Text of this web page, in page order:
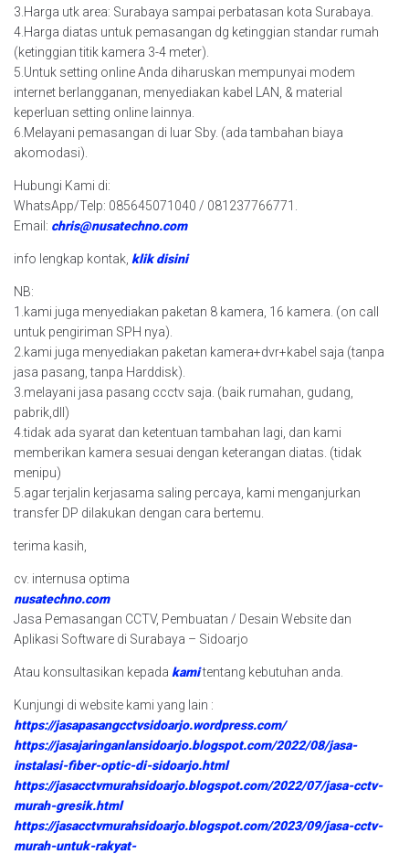
3.Harga utk area: Surabaya sampai perbatasan kota Surabaya.
4.Harga diatas untuk pemasangan dg ketinggian standar rumah
(ketinggian titik kamera 3-4 meter).
5.Untuk setting online Anda diharuskan mempunyai modem
internet berlangganan, menyediakan kabel LAN, & material
keperluan setting online lainnya.
6.Melayani pemasangan di luar Sby. (ada tambahan biaya
akomodasi).
Hubungi Kami di:
WhatsApp/Telp: 085645071040 / 081237766771.
Email: chris@nusatechno.com
info lengkap kontak, klik disini
NB:
1.kami juga menyediakan paketan 8 kamera, 16 kamera. (on call
untuk pengiriman SPH nya).
2.kami juga menyediakan paketan kamera+dvr+kabel saja (tanpa
jasa pasang, tanpa Harddisk).
3.melayani jasa pasang ccctv saja. (baik rumahan, gudang,
pabrik,dll)
4.tidak ada syarat dan ketentuan tambahan lagi, dan kami
memberikan kamera sesuai dengan keterangan diatas. (tidak
menipu)
5.agar terjalin kerjasama saling percaya, kami menganjurkan
transfer DP dilakukan dengan cara bertemu.
terima kasih,
cv. internusa optima
nusatechno.com
Jasa Pemasangan CCTV, Pembuatan / Desain Website dan
Aplikasi Software di Surabaya – Sidoarjo
Atau konsultasikan kepada kamitentang kebutuhan anda.
Kunjungi di website kami yang lain :
https://jasapasangcctvsidoarjo.wordpress.com/
https://jasajaringanlansidoarjo.blogspot.com/2022/08/jasa-
instalasi-fiber-optic-di-sidoarjo.html
https://jasacctvmurahsidoarjo.blogspot.com/2022/07/jasa-cctv-
murah-gresik.html
https://jasacctvmurahsidoarjo.blogspot.com/2023/09/jasa-cctv-
murah-untuk-rakyat-